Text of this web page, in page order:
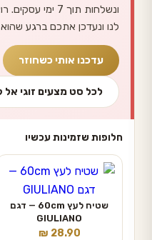
ונשלחות תוך 7
לנו ונעדכן אתכם ברגע
עדכנו אותי כשחוזר
לכל סט מצעים זוגי אל
חלופות שזמינות עכשיו
שטיח לעץ 60cm — דגם
GIULIANO
₪ 28.90